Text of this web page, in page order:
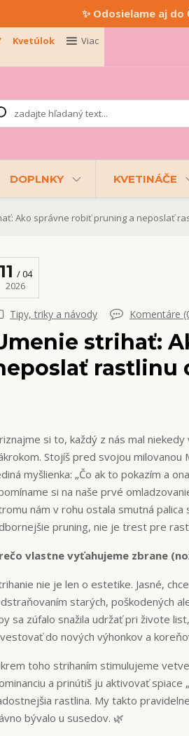
✨ Odosielame aj do
Kvetúlok Viac
DOPLNKY KVETINÁČE
Ako správne robiť pruning a neposlať
11
04
2026
Tipy, triky a návody Komentáre
strihať:
rastlinu
si to, každý z nás mal
Stojíš pred svojou
myšlienka: „Čo ak to pokazím a
si na naše prvé
nám v rohu ostala smutná palica
pruning, nie je trest pre
vlastne vyťahujeme zbrane
nie je len o estetike. Jasné,
starých, poškodených
sa zúfalo snažila udržať pri živote
do nových výhonkov a
toho strihaním stimulujeme
a prinútiš ju aktivovať spiace
rastlina. My takto
bývalo u susedov. 🌿